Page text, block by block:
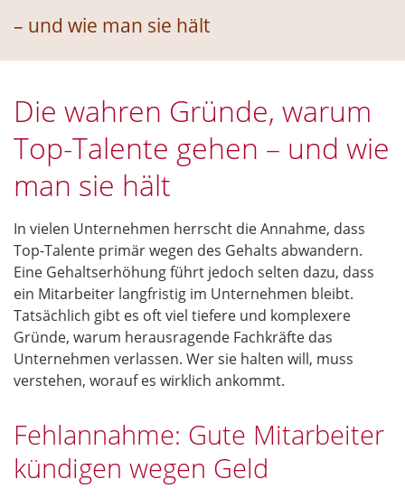
– und wie man sie hält
Die wahren Gründe, warum
Top-Talente gehen – und wie
man sie hält
In vielen Unternehmen herrscht die Annahme, dass
Top-Talente primär wegen des Gehalts abwandern.
Eine Gehaltserhöhung führt jedoch selten dazu, dass
ein Mitarbeiter langfristig im Unternehmen bleibt.
Tatsächlich gibt es oft viel tiefere und komplexere
Gründe, warum herausragende Fachkräfte das
Unternehmen verlassen. Wer sie halten will, muss
verstehen, worauf es wirklich ankommt.
Fehlannahme: Gute Mitarbeiter
kündigen wegen Geld